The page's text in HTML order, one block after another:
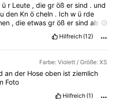
ü r Leute , die gr öß er sind . und
den Knöcheln . Ichw ü rde
,dieetwasgrößersindals
Stoffisteinfach
anundFigur
Hilfreich (12)
Farbe: Violett / Größe: XS
an der Hose oben ist ziemlich
Foto
Hilfreich (1)